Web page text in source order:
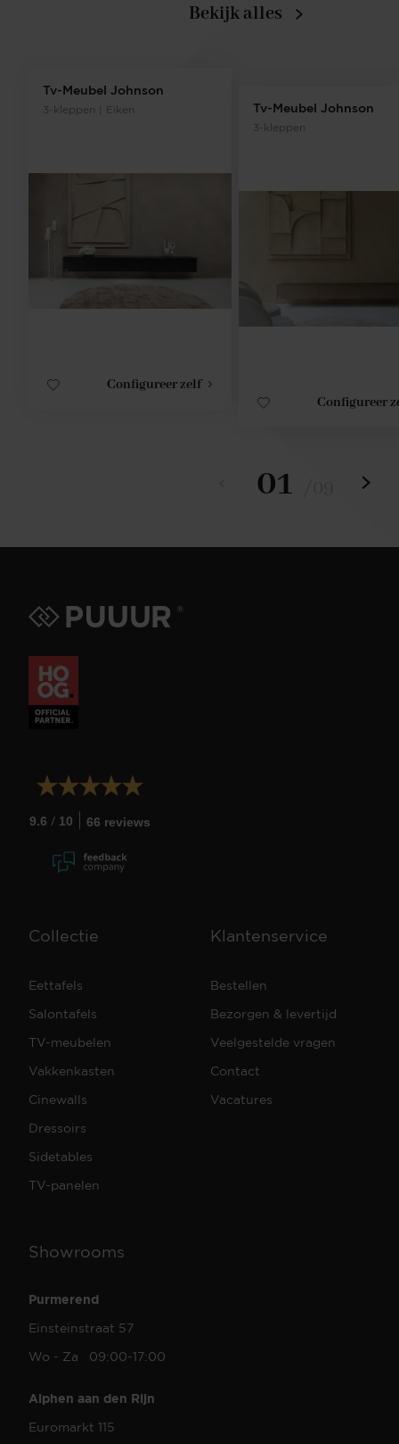
Tv-Meubel Johnson
3-kleppen | Eiken
Configureer zelf
Tv-Meubel Johnson
3-kleppen
Configureer
Bekijk alles
01
9.6 / 10 66 reviews
Collectie
Eettafels
Salontafels
TV-meubelen
Vakkenkasten
Cinewalls
Dressoirs
Sidetables
TV-panelen
Klantenservice
Bestellen
Bezorgen & levertijd
Veelgestelde vragen
Contact
Vacatures
Showrooms
Purmerend
Einsteinstraat 57
Wo - Za 09:00-17:00
Alphen aan den Rijn
Euromarkt 115